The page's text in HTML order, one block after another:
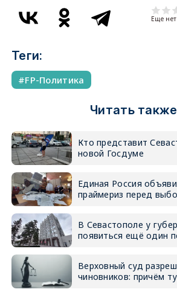
Еще нет
Теги:
FP-Политика
Читать
Кто представит
новой Госдуме
Единая Россия
праймериз перед
В Севастополе у
появиться ещё один
Верховный суд
чиновников: причём